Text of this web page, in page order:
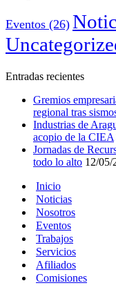
Eventos (26)
Entradas recientes
Gremios
regional tras
Industrias de
acopio de la CIEA
Jornadas de
todo lo alto 12/05/
Inicio
Noticias
Nosotros
Eventos
Trabajos
Servicios
Afiliados
Comisiones